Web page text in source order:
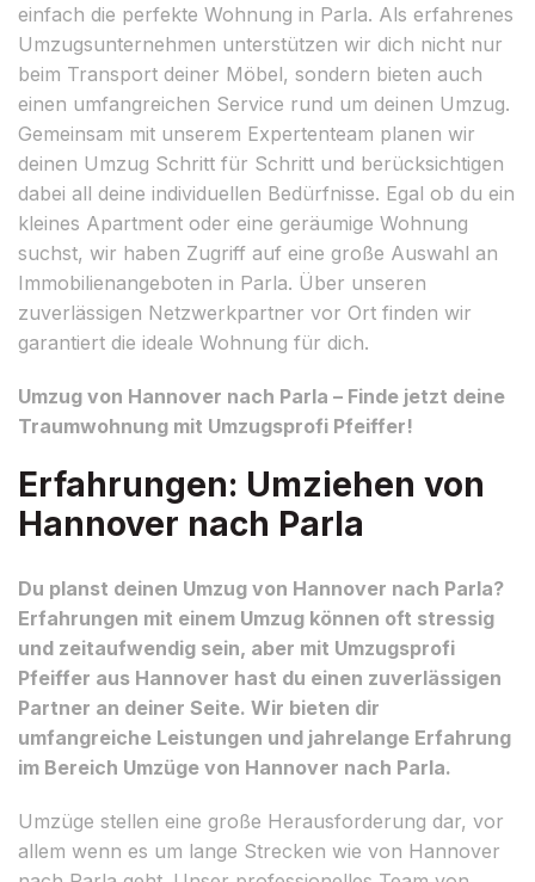
einfach die perfekte Wohnung in Parla. Als erfahrenes
Umzugsunternehmen unterstützen wir dich nicht nur
beim Transport deiner Möbel, sondern bieten auch
einen umfangreichen Service rund um deinen Umzug.
Gemeinsam mit unserem Expertenteam planen wir
deinen Umzug Schritt für Schritt und berücksichtigen
dabei all deine individuellen Bedürfnisse. Egal ob du ein
kleines Apartment oder eine geräumige Wohnung
suchst, wir haben Zugriff auf eine große Auswahl an
Immobilienangeboten in Parla. Über unseren
zuverlässigen Netzwerkpartner vor Ort finden wir
garantiert die ideale Wohnung für dich.
Umzug von Hannover nach Parla – Finde jetzt deine
Traumwohnung mit Umzugsprofi Pfeiffer!
Erfahrungen: Umziehen von
Hannover nach Parla
Du planst deinen Umzug von Hannover nach Parla?
Erfahrungen mit einem Umzug können oft stressig
und zeitaufwendig sein, aber mit Umzugsprofi
Pfeiffer aus Hannover hast du einen zuverlässigen
Partner an deiner Seite. Wir bieten dir
umfangreiche Leistungen und jahrelange Erfahrung
im Bereich Umzüge von Hannover nach Parla.
Umzüge stellen eine große Herausforderung dar, vor
allem wenn es um lange Strecken wie von Hannover